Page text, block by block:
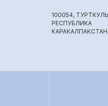
100054, ТУРТКУЛЬ
РЕСПУБЛИКА
КАРАКАЛПАКСТАН